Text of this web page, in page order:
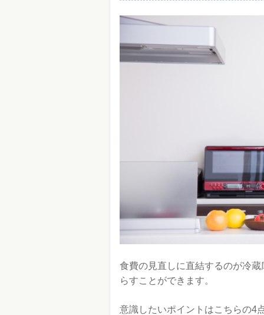
食費の見直しに直結するのが冷
らすことができます。
意識したいポイントはこちらの4